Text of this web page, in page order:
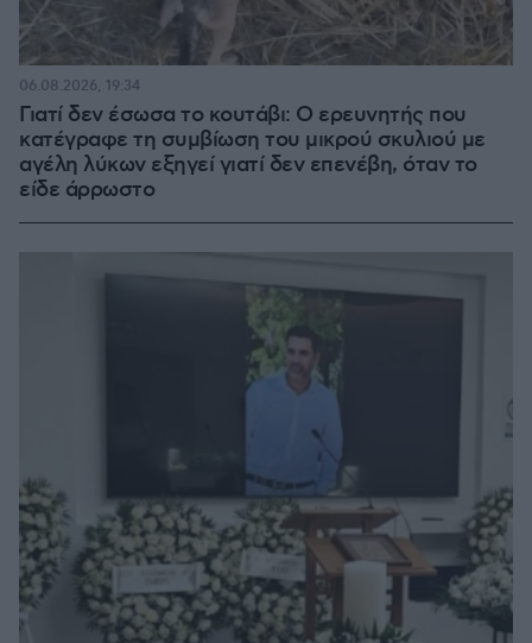
Γιατί δεν έσωσα το κουτάβι: Ο ερευνητής που
κατέγραφε τη συμβίωση του μικρού σκυλιού με
αγέλη λύκων εξηγεί γιατί δεν επενέβη, όταν το
είδε άρρωστο
06.08.2026, 19:34